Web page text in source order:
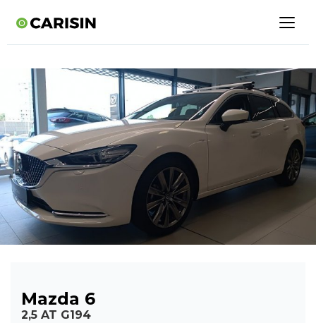
Mazda 6
2,5 AT G194